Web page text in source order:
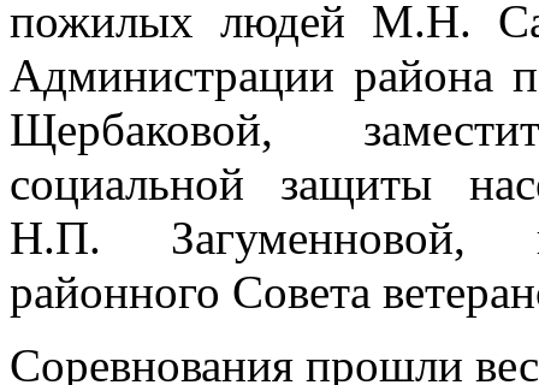
пожилых людей М.Н.
Администрации района
Щербаковой,
социальной защиты
Н.П. Загуменновой,
районного Совета
Соревнования прошли